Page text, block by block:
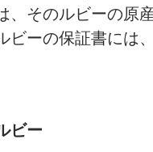
、そのルビーの原
ビーの保証書には
ビー